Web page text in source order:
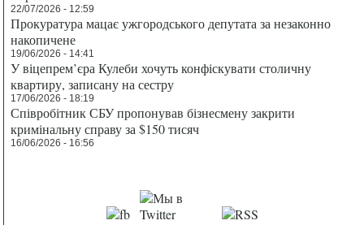
22/07/2026 - 12:59
Прокуратура мацає ужгородського депутата за незаконно
накопичене
19/06/2026 - 14:41
У віцепрем’єра Кулеби хочуть конфіскувати столичну
квартиру, записану на сестру
17/06/2026 - 18:19
Співробітник СБУ пропонував бізнесмену закрити
кримінальну справу за $150 тисяч
16/06/2026 - 16:56